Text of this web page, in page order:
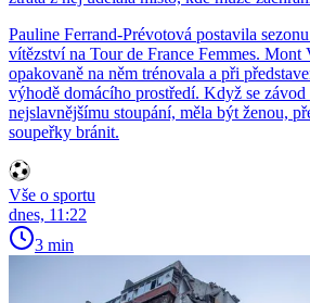
Pauline Ferrand-Prévotová postavila
vítězství na Tour de France Femmes. Mont
opakovaně na něm trénovala a při
výhodě domácího prostředí. Když se
nejslavnějšímu stoupání, měla být ženou,
soupeřky bránit.
Vše o sportu
dnes, 11:22
3 min